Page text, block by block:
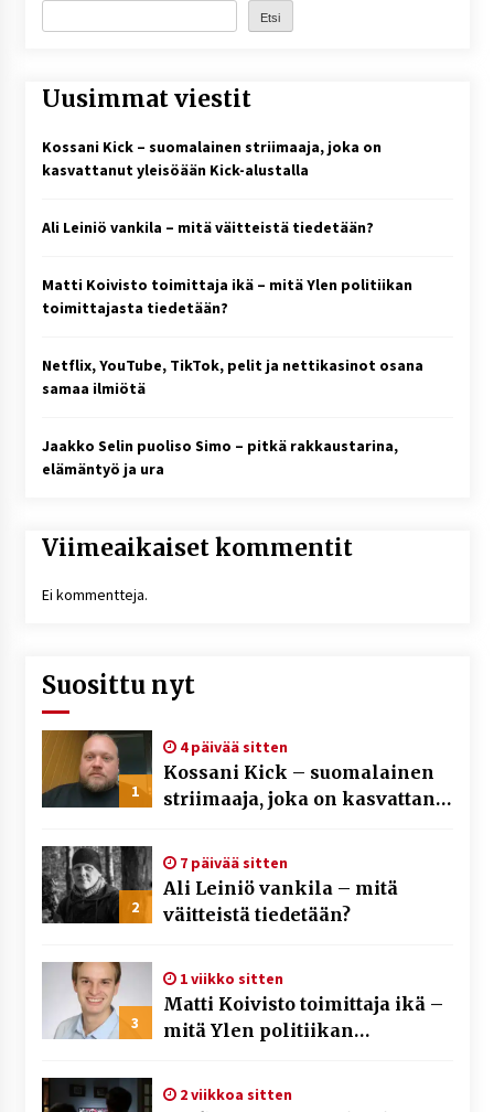
Etsi
Uusimmat viestit
Kossani Kick – suomalainen striimaaja, joka on
kasvattanut yleisöään Kick-alustalla
Ali Leiniö vankila – mitä väitteistä tiedetään?
Matti Koivisto toimittaja ikä – mitä Ylen politiikan
toimittajasta tiedetään?
Netflix, YouTube, TikTok, pelit ja nettikasinot osana
samaa ilmiötä
Jaakko Selin puoliso Simo – pitkä rakkaustarina,
elämäntyö ja ura
Viimeaikaiset kommentit
Ei kommentteja.
Suosittu nyt
1
4 päivää sitten
Kossani Kick – suomalainen
striimaaja, joka on kasvattanut
2
7 päivää sitten
Ali Leiniö vankila – mitä
väitteistä tiedetään?
3
1 viikko sitten
Matti Koivisto toimittaja ikä –
mitä Ylen politiikan
2 viikkoa sitten